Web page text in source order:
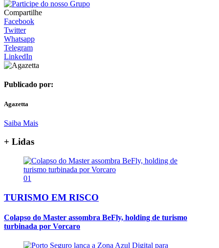
Compartilhe
Facebook
Twitter
Whatsapp
Telegram
LinkedIn
Publicado por:
Agazetta
Saiba Mais
+ Lidas
01
TURISMO EM RISCO
Colapso do Master assombra BeFly, holding de turismo
turbinada por Vorcaro